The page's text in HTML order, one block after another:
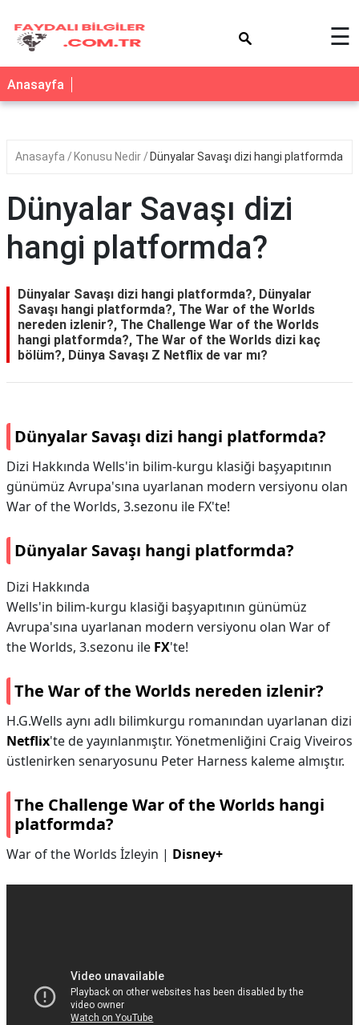
☰
Anasayfa
Anasayfa Konusu Nedir Dünyalar Savaşı dizi hangi platformda?
Dünyalar Savaşı dizi
hangi platformda?
Dünyalar Savaşı dizi hangi platformda?, Dünyalar
Savaşı hangi platformda?, The War of the Worlds
nereden izlenir?, The Challenge War of the Worlds
hangi platformda?, The War of the Worlds dizi kaç
bölüm?, Dünya Savaşı Z Netflix de var mı?
Dünyalar Savaşı dizi hangi platformda?
Dizi Hakkında Wells'in bilim-kurgu klasiği başyapıtının
günümüz Avrupa'sına uyarlanan modern versiyonu olan
War of the Worlds, 3.sezonu ile FX'te!
Dünyalar Savaşı hangi platformda?
Dizi Hakkında
Wells'in bilim-kurgu klasiği başyapıtının günümüz
Avrupa'sına uyarlanan modern versiyonu olan War of
the Worlds, 3.sezonu ile FX'te!
The War of the Worlds nereden izlenir?
H.G.Wells aynı adlı bilimkurgu romanından uyarlanan dizi
Netflix'te de yayınlanmıştır. Yönetmenliğini Craig Viveiros
üstlenirken senaryosunu Peter Harness kaleme almıştır.
The Challenge War of the Worlds hangi
platformda?
War of the Worlds İzleyin | Disney+